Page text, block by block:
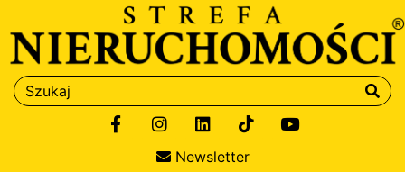
Newsletter